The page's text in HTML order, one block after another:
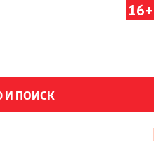
16+
ПОИСК